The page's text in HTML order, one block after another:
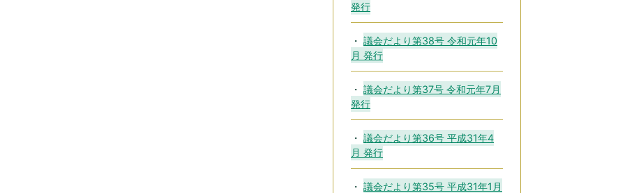
発行
議会だより第38号 令和元年10
月 発行
議会だより第37号 令和元年7月
発行
議会だより第36号 平成31年4
月 発行
議会だより第35号 平成31年1月